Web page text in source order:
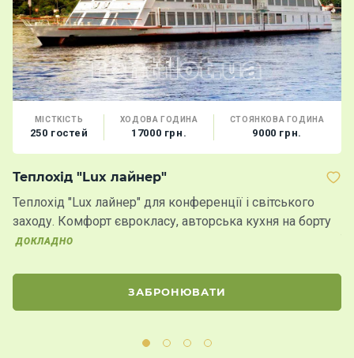
МІСТКІСТЬ
250 гостей
ХОДОВА ГОДИНА
17000 грн.
СТОЯНКОВА ГОДИНА
9000 грн.
Теплохід "Lux лайнер"
Теплохід "Lux лайнер" для конференції і світського
заходу. Комфорт єврокласу, авторська кухня на борту
ДОКЛАДНО
ЗАБРОНЮВАТИ